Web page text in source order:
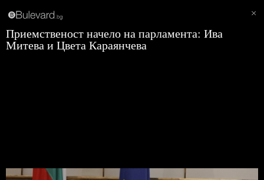
Приемственост начело на парламента: Ива
Митева и Цвета Караянчева